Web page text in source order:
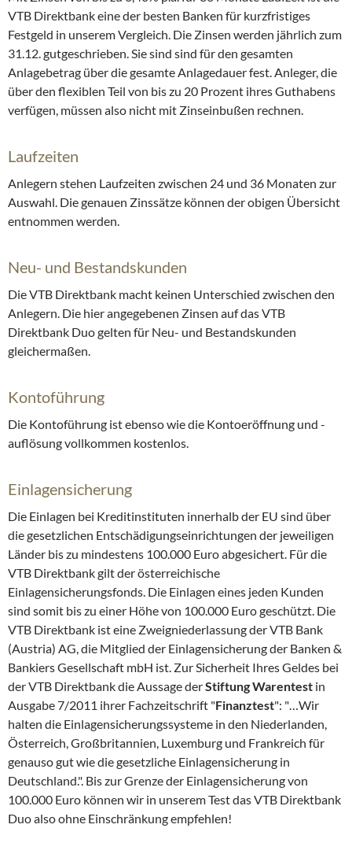
VTB Direktbank eine der besten Banken für kurzfristiges
Festgeld in unserem Vergleich. Die Zinsen werden jährlich zum
31.12. gutgeschrieben. Sie sind sind für den gesamten
Anlagebetrag über die gesamte Anlagedauer fest. Anleger, die
über den flexiblen Teil von bis zu 20 Prozent ihres Guthabens
verfügen, müssen also nicht mit Zinseinbußen rechnen.
Laufzeiten
Anlegern stehen Laufzeiten zwischen 24 und 36 Monaten zur
Auswahl. Die genauen Zinssätze können der obigen Übersicht
entnommen werden.
Neu- und Bestandskunden
Die VTB Direktbank macht keinen Unterschied zwischen den
Anlegern. Die hier angegebenen Zinsen auf das VTB
Direktbank Duo gelten für Neu- und Bestandskunden
gleichermaßen.
Kontoführung
Die Kontoführung ist ebenso wie die Kontoeröffnung und -
auflösung vollkommen kostenlos.
Einlagensicherung
Die Einlagen bei Kreditinstituten innerhalb der EU sind über
die gesetzlichen Entschädigungseinrichtungen der jeweiligen
Länder bis zu mindestens 100.000 Euro abgesichert. Für die
VTB Direktbank gilt der österreichische
Einlagensicherungsfonds. Die Einlagen eines jeden Kunden
sind somit bis zu einer Höhe von 100.000 Euro geschützt. Die
VTB Direktbank ist eine Zweigniederlassung der VTB Bank
(Austria) AG, die Mitglied der Einlagensicherung der Banken &
Bankiers Gesellschaft mbH ist. Zur Sicherheit Ihres Geldes bei
der VTB Direktbank die Aussage derStiftung Warentest in
Ausgabe 7/2011 ihrer Fachzeitschrift "Finanztest": "…Wir
halten die Einlagensicherungssysteme in den Niederlanden,
Österreich, Großbritannien, Luxemburg und Frankreich für
genauso gut wie die gesetzliche Einlagensicherung in
Deutschland.". Bis zur Grenze der Einlagensicherung von
100.000 Euro können wir in unserem Test das VTB Direktbank
Duo also ohne Einschränkung empfehlen!